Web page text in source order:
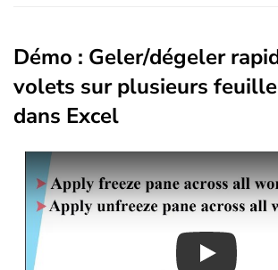
Démo : Geler/dégeler
volets sur plusieurs
dans Excel
Play